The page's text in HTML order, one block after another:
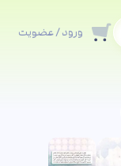
ورود / عضویت